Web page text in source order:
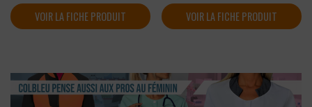
VOIR LA FICHE PRODUIT VOIR LA FICHE PRODUIT